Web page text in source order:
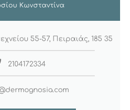
Κωνσταντίνα
55-57, Πειραιάς, 185 35
2104172334